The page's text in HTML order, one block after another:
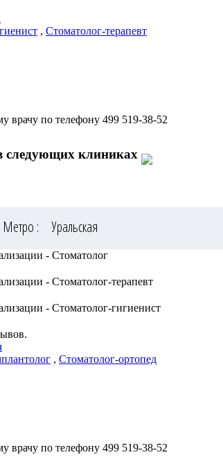
, Стоматолог-терапевт
врачу по телефону 499 519-38-52
следующих клиниках
Метро : Уральская
- Стоматолог
- Стоматолог-терапевт
- Стоматолог-гигиенист
, Стоматолог-ортопед
врачу по телефону 499 519-38-52